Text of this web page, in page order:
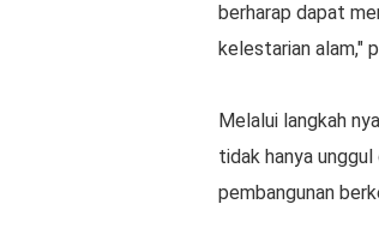
berharap dapat
kelestarian alam,"
Melalui langkah
tidak hanya
pembangunan